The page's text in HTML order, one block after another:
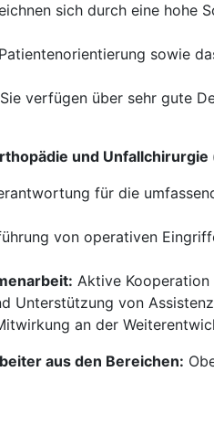
sich durch eine hohe
sowie
Sie verfügen über sehr gute
und
für die
von operativen
Aktive Kooperation
Unterstützung von
an der
aus den Bereichen: